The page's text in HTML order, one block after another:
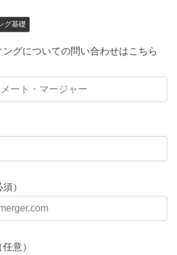
グ基礎
グについての問い合わせはこちら
）
意）